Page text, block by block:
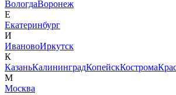
ВологдаВоронеж
Е
Екатеринбург
И
ИвановоИркутск
К
КазаньКалининградКопейскКострома
М
Москва